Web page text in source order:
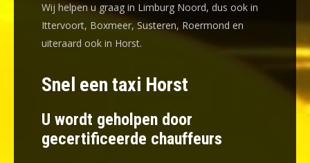
Wij helpen u graag in Limburg Noord, dus ook in
Ittervoort, Boxmeer, Susteren, Roermond en
uiteraard ook in Horst.
Snel een taxi Horst
U wordt geholpen door
gecertificeerde chauffeurs